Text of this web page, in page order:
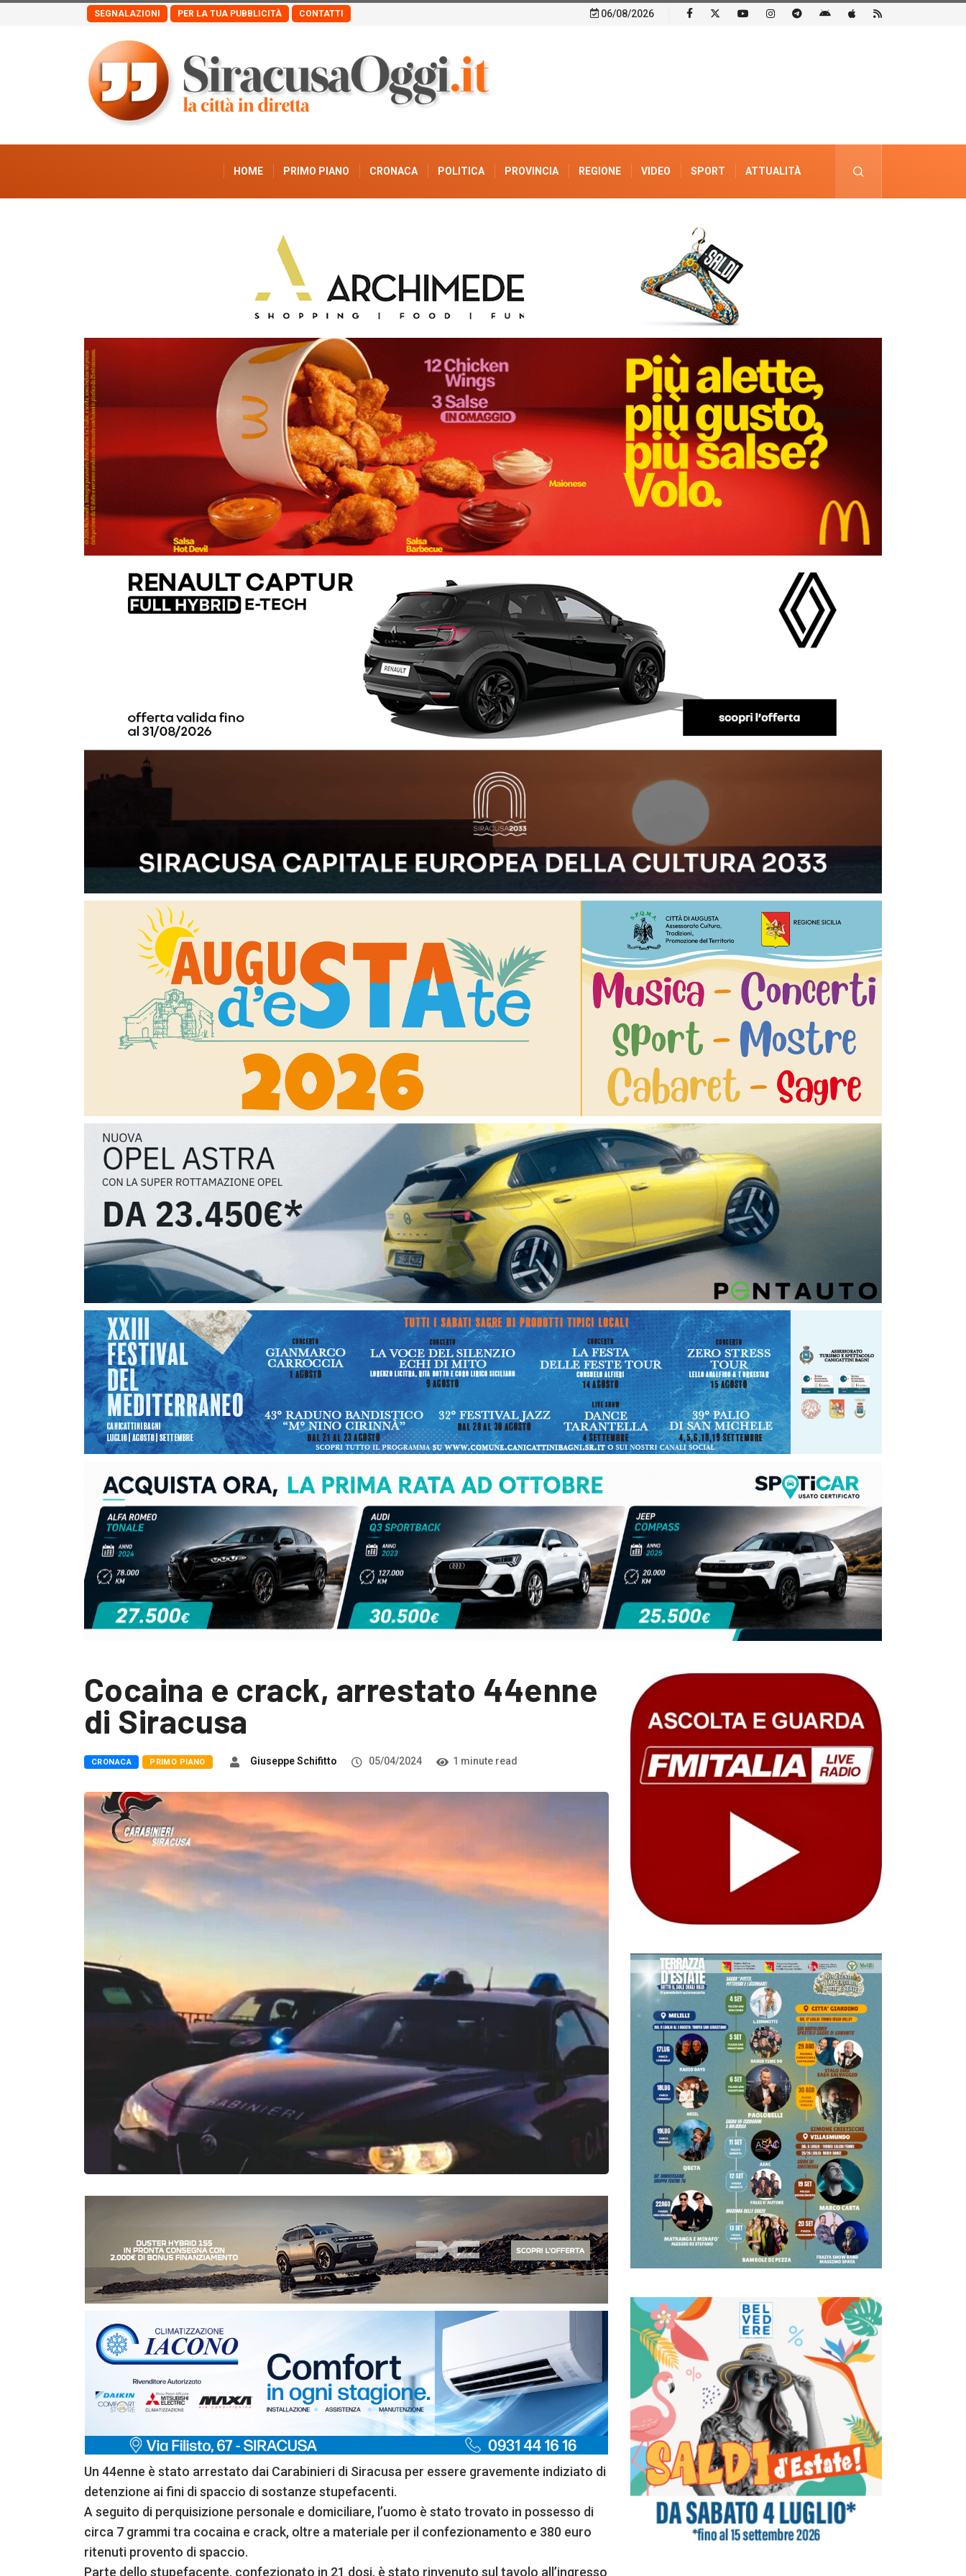
SEGNALAZIONI PER LA TUA PUBBLICITÀ CONTATTI 06/08/2026
HOME PRIMO PIANO CRONACA POLITICA PROVINCIA REGIONE VIDEO SPORT ATTUALITÀ
PUBBLICITÀ ELETTORALE
Cocaina e crack, arrestato 44enne
di Siracusa
CRONACA PRIMO PIANO Giuseppe Schifitto 05/04/2024 1 minute read
Un 44enne è stato arrestato dai Carabinieri di Siracusa per essere gravemente indiziato di
detenzione ai fini di spaccio di sostanze stupefacenti.
A seguito di perquisizione personale e domiciliare, l’uomo è stato trovato in possesso di
circa 7 grammi tra cocaina e crack, oltre a materiale per il confezionamento e 380 euro
ritenuti provento di spaccio.
Parte dello stupefacente, confezionato in 21 dosi, è stato rinvenuto sul tavolo all’ingresso